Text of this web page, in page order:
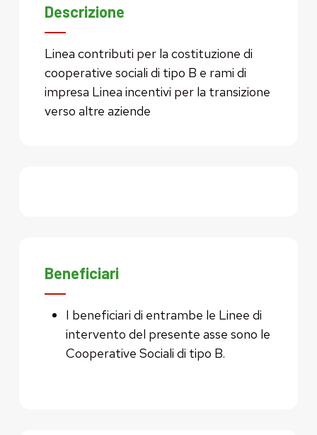
Descrizione
Linea contributi per la costituzione di
cooperative sociali di tipo B e rami di
impresa Linea incentivi per la transizione
verso altre aziende
Beneficiari
I beneficiari di entrambe le Linee di
intervento del presente asse sono le
Cooperative Sociali di tipo B.